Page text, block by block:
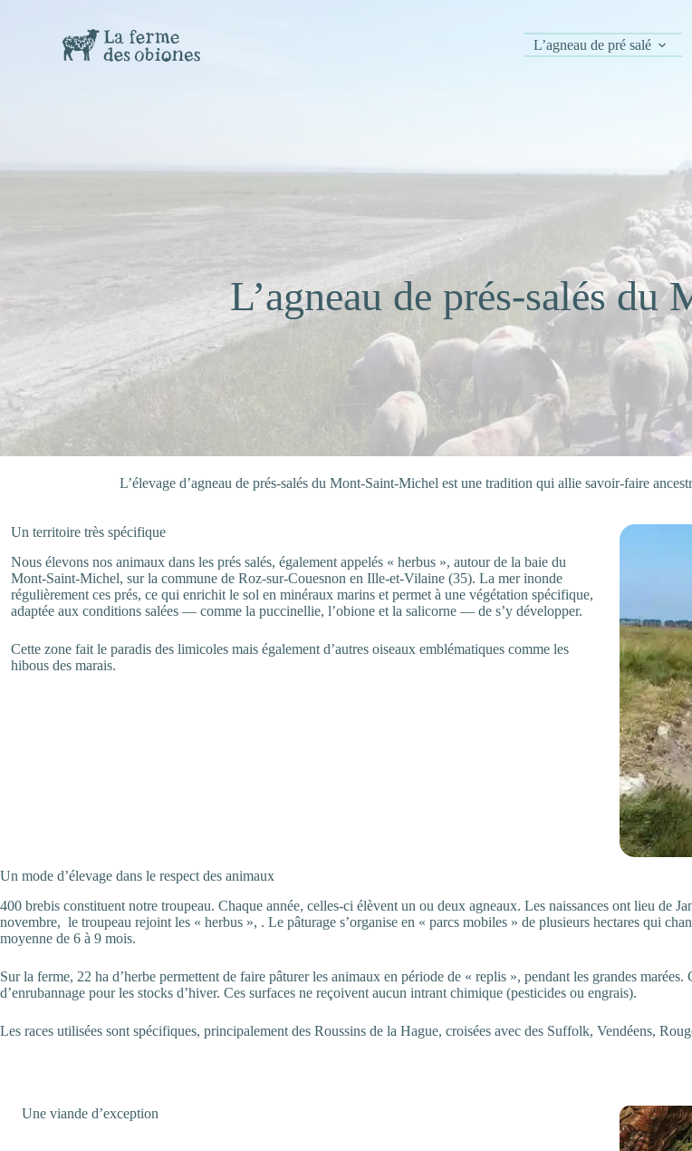
L’agneau de pré salé
L’agneau de prés-salés
L’élevage d’agneau de prés-salés du Mont-Saint-Michel est une tradition qui allie savoir-faire
Un territoire très spécifique
Nous élevons nos animaux dans les prés salés, également appelés « herbus », autour de la baie du
Mont-Saint-Michel, sur la commune de Roz-sur-Couesnon en Ille-et-Vilaine (35). La mer inonde
régulièrement ces prés, ce qui enrichit le sol en minéraux marins et permet à une végétation spécifique,
adaptée aux conditions salées — comme la puccinellie, l’obione et la salicorne — de s’y développer.
Cette zone fait le paradis des limicoles mais également d’autres oiseaux emblématiques comme les
hibous des marais.
Un mode d’élevage dans le respect des animaux
400 brebis constituent notre troupeau. Chaque année, celles-ci élèvent un ou deux agneaux. Les naissances ont lieu de
novembre, le troupeau rejoint les « herbus », . Le pâturage s’organise en « parcs mobiles » de plusieurs hectares qui
moyenne de 6 à 9 mois.
Sur la ferme, 22 ha d’herbe permettent de faire pâturer les animaux en période de « replis », pendant les grandes
d’enrubannage pour les stocks d’hiver. Ces surfaces ne reçoivent aucun intrant chimique (pesticides ou engrais).
Les races utilisées sont spécifiques, principalement des Roussins de la Hague, croisées avec des Suffolk, Vendéens,
Une viande d’exception